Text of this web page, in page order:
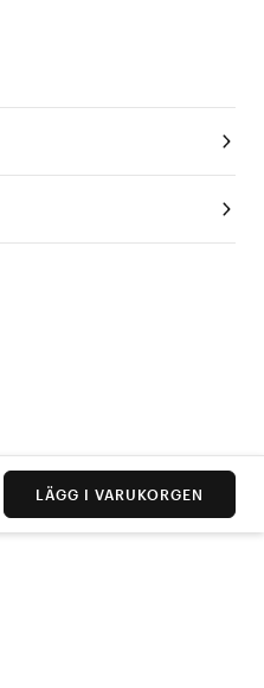
LÄGG I VARUKORGEN